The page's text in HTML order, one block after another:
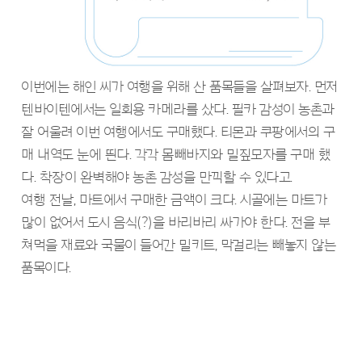
이번에는 해인 씨가 여행을 위해 산 품목들을 살펴보자. 먼저
텐바이텐에서는 일회용 카메라를 샀다. 필카 감성이 농촌과
잘 어울려 이번 여행에서도 구매했다. 티몬과 쿠팡에서의 구
매 내역도 눈에 띈다. 각각 몸빼바지와 밀짚모자를 구매 했
다. 착장이 완벽해야 농촌 감성을 만끽할 수 있다고.
여행 전날, 마트에서 구매한 금액이 크다. 시골에는 마트가
많이 없어서 도시 음식(?)을 바리바리 싸가야 한다. 전을 부
쳐먹을 재료와 국물이 들어간 밀키트, 막걸리는 빼놓지 않는
품목이다.